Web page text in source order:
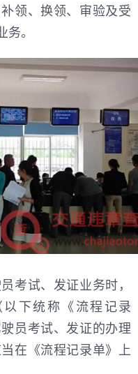
领、换领、审验及受
。
考试、发证业务时，
下统称《流程记录
员考试、发证的办理
在《流程记录单》上